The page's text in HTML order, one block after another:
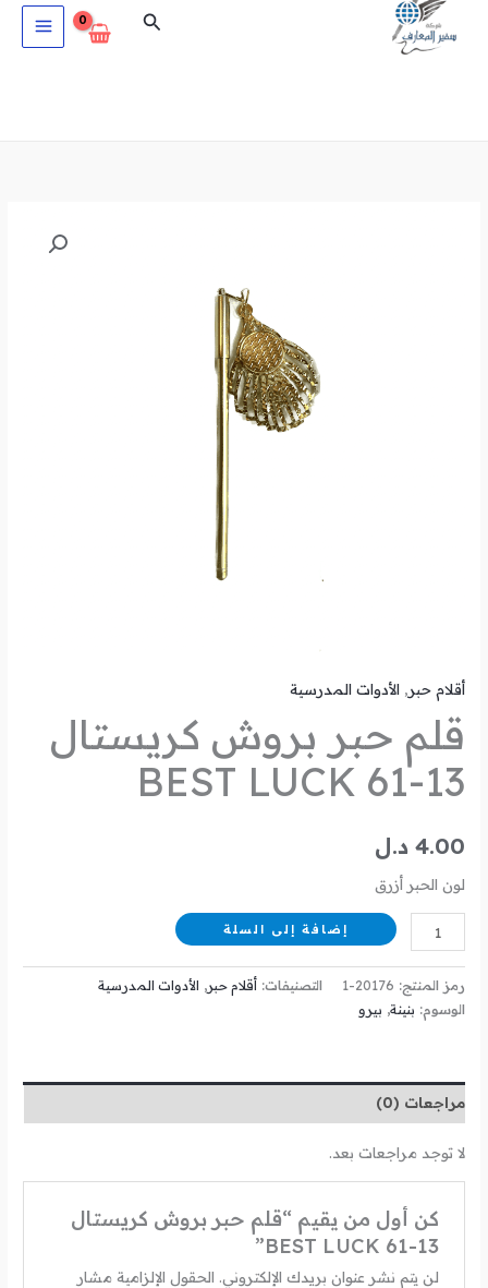
البحث
أقلام حبر,الأدوات المدرسية
قلم حبر بروش كريستال
BEST LUCK 61-13
4.00 د.ل
لون الحبر أزرق
إضافة إلى السلة
رمز المنتج: 20176-1 التصنيفات: أقلام حبر, الأدوات المدرسية
الوسوم: بنينة, بيرو
مراجعات (0)
لا توجد مراجعات بعد.
كن أول من يقيم “قلم حبر بروش كريستال
BEST LUCK 61-13”
لن يتم نشر عنوان بريدك الإلكتروني. الحقول الإلزامية مشار